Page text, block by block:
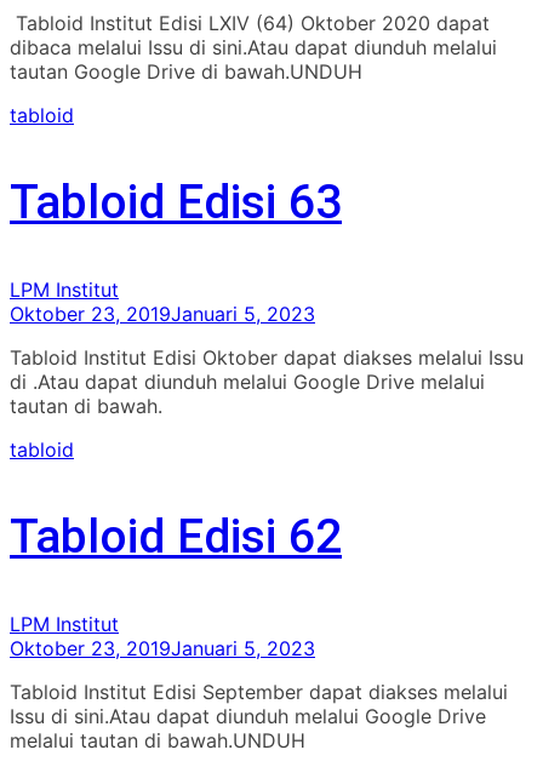
Tabloid Institut Edisi LXIV (64) Oktober 2020 dapat
dibaca melalui Issu di sini.Atau dapat diunduh melalui
tautan Google Drive di bawah.UNDUH
tabloid
Tabloid Edisi 63
LPM Institut
Oktober 23, 2019Januari 5, 2023
Tabloid Institut Edisi Oktober dapat diakses melalui Issu
di .Atau dapat diunduh melalui Google Drive melalui
tautan di bawah.
tabloid
Tabloid Edisi 62
LPM Institut
Oktober 23, 2019Januari 5, 2023
Tabloid Institut Edisi September dapat diakses melalui
Issu di sini.Atau dapat diunduh melalui Google Drive
melalui tautan di bawah.UNDUH